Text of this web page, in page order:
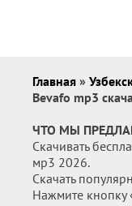
Главная »
Bevafo mp3
ЧТО МЫ
Скачивать
мр3 2026.
Скачать
Нажмите кнопку